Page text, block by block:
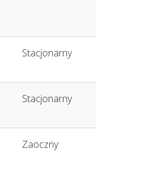
Stacjonarny
Stacjonarny
Zaoczny